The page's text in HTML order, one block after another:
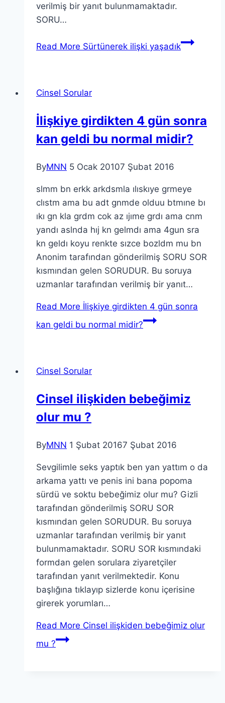
verilmiş bir yanıt bulunmamaktadır.
SORU…
Read More Sürtünerek ilişki yaşadık
Cinsel Sorular
İlişkiye girdikten 4 gün sonra
kan geldi bu normal midir?
ByMNN 5 Ocak 20107 Şubat 2016
slmm bn erkk arkdsmla ılıskıye grmeye
clıstm ama bu adt gnmde olduu btmıne bı
ıkı gn kla grdm cok az ıjıme grdı ama cnm
yandı aslnda hıj kn gelmdı ama 4gun sra
kn geldı koyu renkte sızce bozldm mu bn
Anonim tarafından gönderilmiş SORU SOR
kısmından gelen SORUDUR. Bu soruya
uzmanlar tarafından verilmiş bir yanıt…
Read More İlişkiye girdikten 4 gün sonra
kan geldi bu normal midir?
Cinsel Sorular
Cinsel ilişkiden bebeğimiz
olur mu ?
ByMNN 1 Şubat 20167 Şubat 2016
Sevgilimle seks yaptık ben yan yattım o da
arkama yattı ve penis ini bana popoma
sürdü ve soktu bebeğimiz olur mu? Gizli
tarafından gönderilmiş SORU SOR
kısmından gelen SORUDUR. Bu soruya
uzmanlar tarafından verilmiş bir yanıt
bulunmamaktadır. SORU SOR kısmındaki
formdan gelen sorulara ziyaretçiler
tarafından yanıt verilmektedir. Konu
başlığına tıklayıp sizlerde konu içerisine
girerek yorumları…
Read More Cinsel ilişkiden bebeğimiz olur
mu ?